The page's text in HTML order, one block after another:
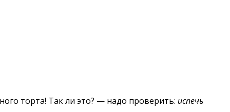
торта! Так ли это? — надо проверить: испечь